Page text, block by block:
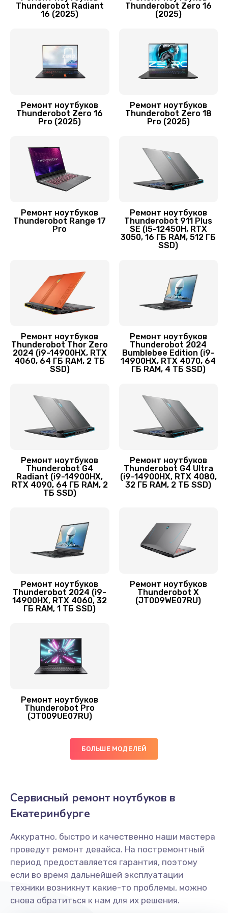
Заказать
1595 руб.
Замена процессора
Заказать
Замена шим-контроллера
2700 руб.
Заказать
1045 руб.
Заказать
1950 руб.
Заказать
1460 руб.
Заказать
1500 руб.
Заказать
Замена микрофона
2600 руб.
Замена вебкамеры
1595 руб.
Заказать
Thunderobot Radiant
16 (2025)
Thunderobot Zero 16
(2025)
Ремонт ноутбуков
Thunderobot Zero 16
Pro (2025)
Ремонт ноутбуков
Thunderobot Zero 18
Pro (2025)
Ремонт ноутбуков
Thunderobot Range 17
Pro
Ремонт ноутбуков
Thunderobot 911 Plus
SE (i5-12450H, RTX
3050, 16 ГБ RAM, 512 ГБ
SSD)
Ремонт ноутбуков
Thunderobot Thor Zero
2024 (i9-14900HX, RTX
4060, 64 ГБ RAM, 2 ТБ
SSD)
Ремонт ноутбуков
Thunderobot 2024
Bumblebee Edition (i9-
14900HX, RTX 4070, 64
ГБ RAM, 4 ТБ SSD)
Ремонт ноутбуков
Thunderobot G4
Radiant (i9-14900HX,
RTX 4090, 64 ГБ RAM, 2
ТБ SSD)
Ремонт ноутбуков
Thunderobot G4 Ultra
(i9-14900HX, RTX 4080,
32 ГБ RAM, 2 ТБ SSD)
Ремонт ноутбуков
Thunderobot 2024 (i9-
14900HX, RTX 4060, 32
ГБ RAM, 1 ТБ SSD)
Ремонт ноутбуков
Thunderobot X
(JT009WE07RU)
Ремонт ноутбуков
Thunderobot Pro
(JT009UE07RU)
БОЛЬШЕ МОДЕЛЕЙ
Сервисный ремонт ноутбуков в
Екатеринбурге
Аккуратно, быстро и качественно наши мастера
проведут ремонт девайса. На постремонтный
период предоставляется гарантия, поэтому
если во время дальнейшей эксплуатации
техники возникнут какие-то проблемы, можно
снова обратиться к нам для их решения.